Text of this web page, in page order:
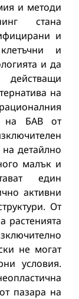
и методи
стана
и
и
и да
на
на БАВ от
детайлно
малък и
един
активни
От
растенията
не могат
условия.
пазара на